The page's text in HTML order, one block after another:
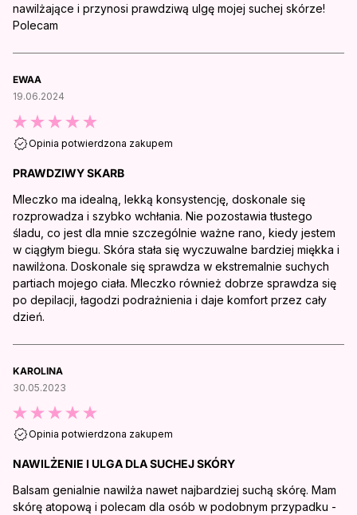
nawilżające i przynosi prawdziwą ulgę mojej suchej skórze!
Polecam
EWAA
19.06.2024
Opinia potwierdzona zakupem
PRAWDZIWY SKARB
Mleczko ma idealną, lekką konsystencję, doskonale się
rozprowadza i szybko wchłania. Nie pozostawia tłustego
śladu, co jest dla mnie szczególnie ważne rano, kiedy jestem
w ciągłym biegu. Skóra stała się wyczuwalne bardziej miękka i
nawilżona. Doskonale się sprawdza w ekstremalnie suchych
partiach mojego ciała. Mleczko również dobrze sprawdza się
po depilacji, łagodzi podrażnienia i daje komfort przez cały
dzień.
KAROLINA
30.05.2023
Opinia potwierdzona zakupem
NAWILŻENIE I ULGA DLA SUCHEJ SKÓRY
Balsam genialnie nawilża nawet najbardziej suchą skórę. Mam
skórę atopową i polecam dla osób w podobnym przypadku -